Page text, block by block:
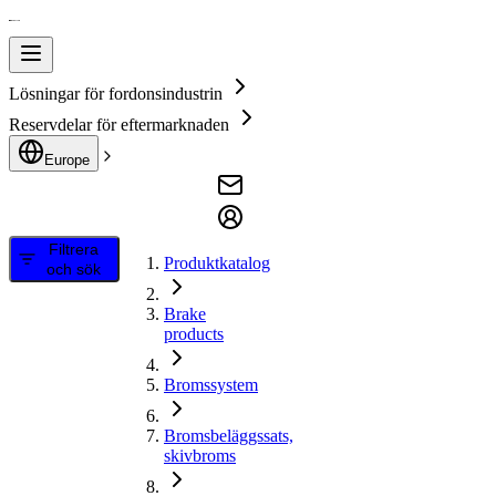
Lösningar för fordonsindustrin
Reservdelar för eftermarknaden
Europe
Filtrera
och sök
Produktkatalog
Brake
products
Bromssystem
Bromsbeläggssats,
skivbroms